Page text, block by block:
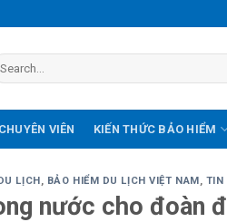
VIÊN KIẾN THỨC BẢO HIỂM
LỊCH, BẢO HIỂM DU LỊCH VIỆT NAM, TIN
nước cho đoàn